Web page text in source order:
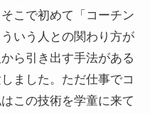
こで初めて「コーチン
いう人との関わり方が
ら引き出す手法がある
ました。ただ仕事でコ
この技術を学童に来て